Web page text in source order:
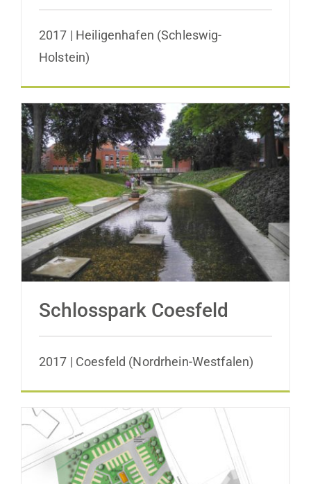
2017 | Heiligenhafen (Schleswig-
Holstein)
Schlosspark Coesfeld
Schlosspark Coesfeld
2017 | Coesfeld (Nordrhein-Westfalen)